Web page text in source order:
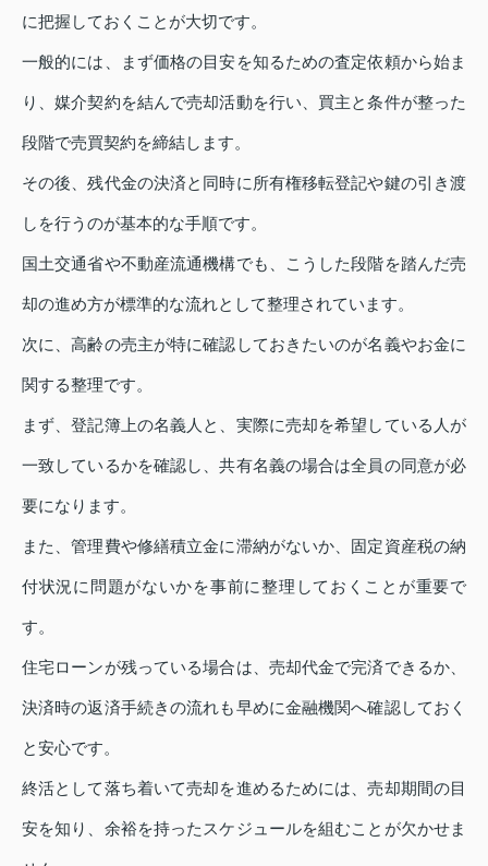
に把握しておくことが大切です。
一般的には、まず価格の目安を知るための査定依頼から始ま
り、媒介契約を結んで売却活動を行い、買主と条件が整った
段階で売買契約を締結します。
その後、残代金の決済と同時に所有権移転登記や鍵の引き渡
しを行うのが基本的な手順です。
国土交通省や不動産流通機構でも、こうした段階を踏んだ売
却の進め方が標準的な流れとして整理されています。
次に、高齢の売主が特に確認しておきたいのが名義やお金に
関する整理です。
まず、登記簿上の名義人と、実際に売却を希望している人が
一致しているかを確認し、共有名義の場合は全員の同意が必
要になります。
また、管理費や修繕積立金に滞納がないか、固定資産税の納
付状況に問題がないかを事前に整理しておくことが重要で
す。
住宅ローンが残っている場合は、売却代金で完済できるか、
決済時の返済手続きの流れも早めに金融機関へ確認しておく
と安心です。
終活として落ち着いて売却を進めるためには、売却期間の目
安を知り、余裕を持ったスケジュールを組むことが欠かせま